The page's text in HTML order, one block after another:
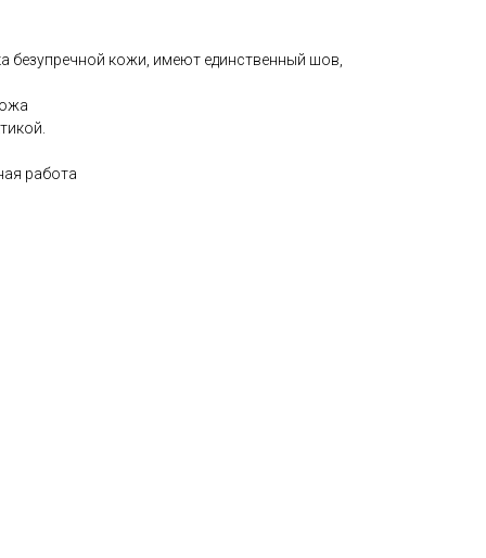
безупречной кожи, имеют единственный шов,
работа